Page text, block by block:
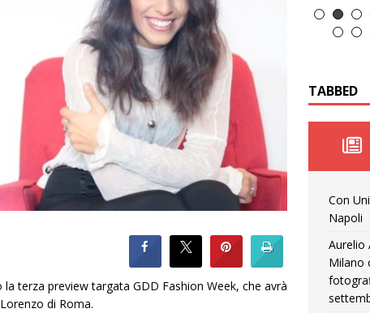
terza preview targata GDD Fashion Week, che avrà
di Roma.
TABBED
Con
Napoli
Aurelio
Milano